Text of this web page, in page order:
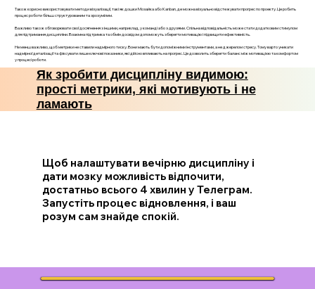
Також корисно використовувати методи візуалізації, такі як дошки Мозайка або Kanban, де можна візуально відстежувати прогрес по проекту. Це робить
процес роботи більш структурованим та зрозумілим.
Важливо також обговорювати свої досягнення з іншими, наприклад, у команді або з друзями. Спільна відповідальність може стати додатковим стимулом
для підтримання дисципліни. Взаємна підтримка та обмін досвідом допоможуть зберегти мотивацію і підвищити ефективність.
Не менш важливо, щоб метрики не ставили надмірного тиску. Вони мають бути допоміжними інструментами, а не джерелом стресу. Тому варто уникати
надмірної деталізації та фіксувати лише ключові показники, які дійсно впливають на прогрес. Це дозволить зберегти баланс між мотивацією та комфортом
у процесі роботи.
Як зробити дисципліну видимою:
прості метрики, які мотивують і не
ламають
Щоб налаштувати вечірню дисципліну і
дати мозку можливість відпочити,
достатньо всього 4 хвилин у Телеграм.
Запустіть процес відновлення, і ваш
розум сам знайде спокій.